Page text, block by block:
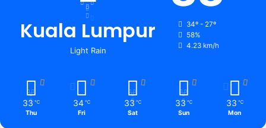
Kuala Lumpur
Light Rain
34º - 27º
58%
4.23 km/h
33 ℃
Thu
34 ℃
Fri
33 ℃
Sat
33 ℃
Sun
33 ℃
Mon